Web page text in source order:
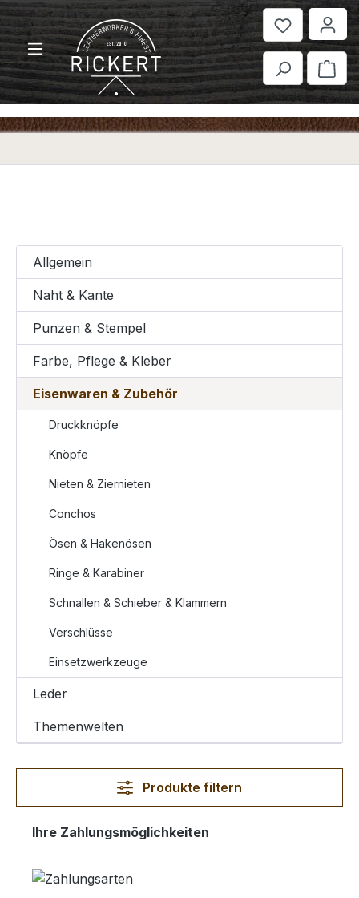
Zum Hauptinhalt springen
Allgemein
Naht & Kante
Punzen & Stempel
Farbe, Pflege & Kleber
Eisenwaren & Zubehör
Druckknöpfe
Knöpfe
Nieten & Ziernieten
Conchos
Ösen & Hakenösen
Ringe & Karabiner
Schnallen & Schieber & Klammern
Verschlüsse
Einsetzwerkzeuge
Leder
Themenwelten
Produkte filtern
Ihre Zahlungsmöglichkeiten